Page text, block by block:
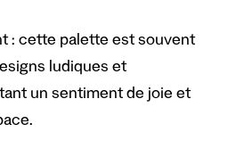
: cette palette est souvent
ludiques et
un sentiment de joie et